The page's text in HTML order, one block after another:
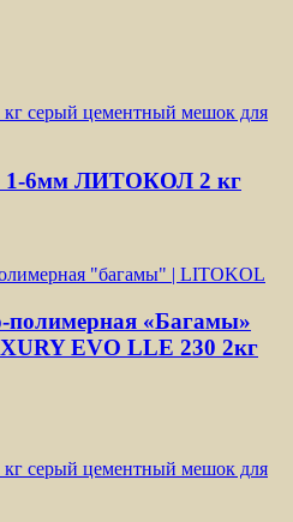
1-6мм ЛИТОКОЛ 2 кг
полимерная «Багамы»
EVO LLE 230 2кг